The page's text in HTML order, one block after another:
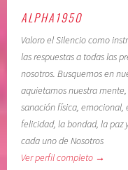
ALPHA1950
Valoro el Silencio como
las respuestas a todas las
nosotros. Busquemos en
aquietamos nuestra
sanación física,
felicidad, la bondad, la paz
cada uno de Nosotros
Ver perfil completo →